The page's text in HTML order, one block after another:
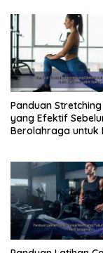
Panduan
yang Efektif
Berolahraga untuk